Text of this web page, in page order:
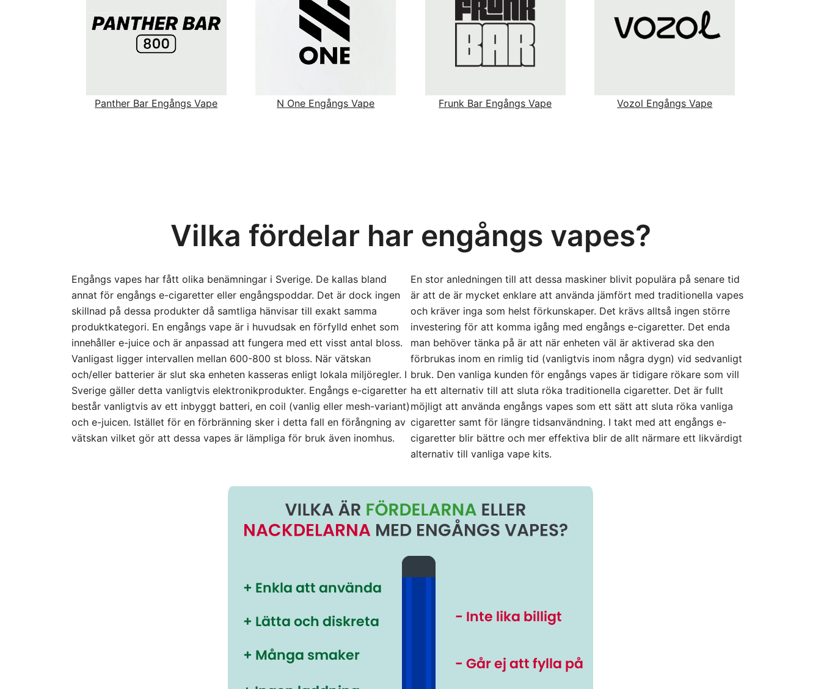
Panther Bar Engångs Vape N One Engångs Vape Frunk Bar Engångs Vape Vozol Engångs Vape
Vilka fördelar har engångs vapes?
Engångs vapes har fått olika benämningar i Sverige. De kallas bland
annat för engångs e-cigaretter eller engångspoddar. Det är dock ingen
skillnad på dessa produkter då samtliga hänvisar till exakt samma
produktkategori. En engångs vape är i huvudsak en förfylld enhet som
innehåller e-juice och är anpassad att fungera med ett visst antal bloss.
Vanligast ligger intervallen mellan 600-800 st bloss. När vätskan
och/eller batterier är slut ska enheten kasseras enligt lokala miljöregler. I
Sverige gäller detta vanligtvis elektronikprodukter. Engångs e-cigaretter
består vanligtvis av ett inbyggt batteri, en coil (vanlig eller mesh-variant)
och e-juicen. Istället för en förbränning sker i detta fall en förångning av
vätskan vilket gör att dessa vapes är lämpliga för bruk även inomhus.
En stor anledningen till att dessa maskiner blivit populära på senare tid
är att de är mycket enklare att använda jämfört med traditionella vapes
och kräver inga som helst förkunskaper. Det krävs alltså ingen större
investering för att komma igång med engångs e-cigaretter. Det enda
man behöver tänka på är att när enheten väl är aktiverad ska den
förbrukas inom en rimlig tid (vanligtvis inom några dygn) vid sedvanligt
bruk. Den vanliga kunden för engångs vapes är tidigare rökare som vill
ha ett alternativ till att sluta röka traditionella cigaretter. Det är fullt
möjligt att använda engångs vapes som ett sätt att sluta röka vanliga
cigaretter samt för längre tidsanvändning. I takt med att engångs e-
cigaretter blir bättre och mer effektiva blir de allt närmare ett likvärdigt
alternativ till vanliga vape kits.